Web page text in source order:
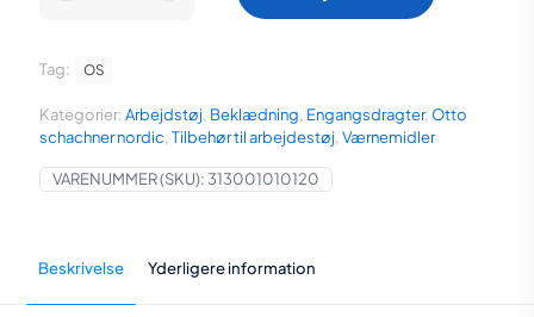
var:
er:
hvid
antal
VARENUMMER (SKU): 313001010120
Kategorier:Arbejdstøj, Beklædning, Engangsdragter, Otto
schachner nordic, Tilbehør til arbejdestøj, Værnemidler
Tag: OS
Beskrivelse Yderligere information